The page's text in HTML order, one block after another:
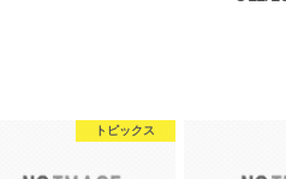
トピックス